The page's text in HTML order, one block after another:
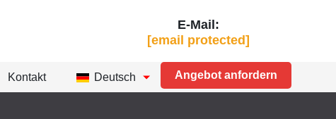
E-Mail:
[email protected]
Kontakt Deutsch Angebot anfordern